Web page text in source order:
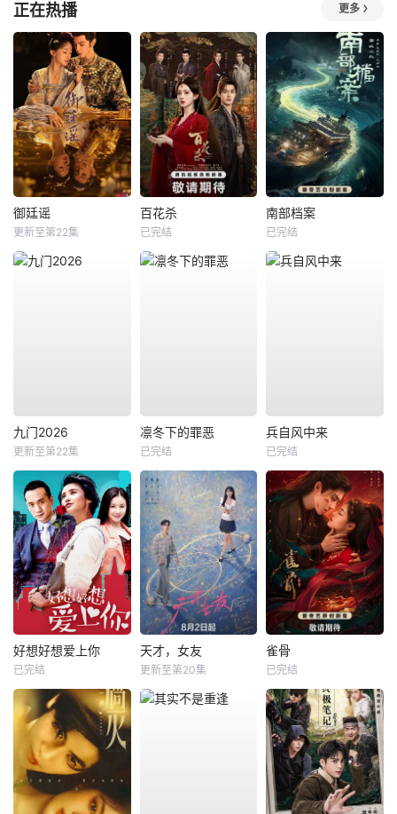
正在热播 更多
御廷谣
更新至第22集
百花杀
已完结
南部档案
已完结
九门2026
更新至第22集
凛冬下的罪恶
已完结
兵自风中来
已完结
好想好想爱上你
已完结
天才，女友
更新至第20集
雀骨
已完结